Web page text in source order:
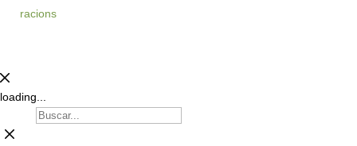
racions
loading...